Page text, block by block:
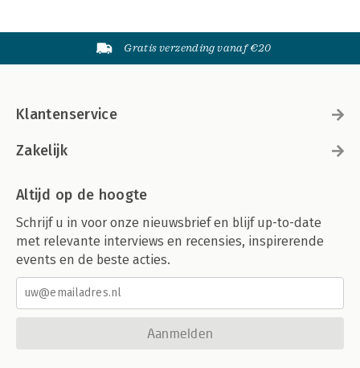
Gratis verzending vanaf €20
Klantenservice
Zakelijk
Altijd op de hoogte
Schrijf u in voor onze nieuwsbrief en blijf up-to-date
met relevante interviews en recensies, inspirerende
events en de beste acties.
Aanmelden